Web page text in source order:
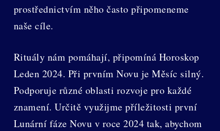
prostřednictvím něho často připomeneme
naše cíle.
Rituály nám pomáhají, připomíná Horoskop
Leden 2024. Při prvním Novu je Měsíc silný.
Podporuje různé oblasti rozvoje pro každé
znamení. Určitě využijme příležitosti první
Lunární fáze Novu v roce 2024 tak, abychom